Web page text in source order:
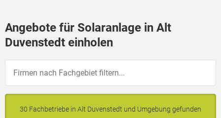
Angebote für Solaranlage in Alt
Duvenstedt einholen
30 Fachbetriebe in Alt Duvenstedt und Umgebung gefunden